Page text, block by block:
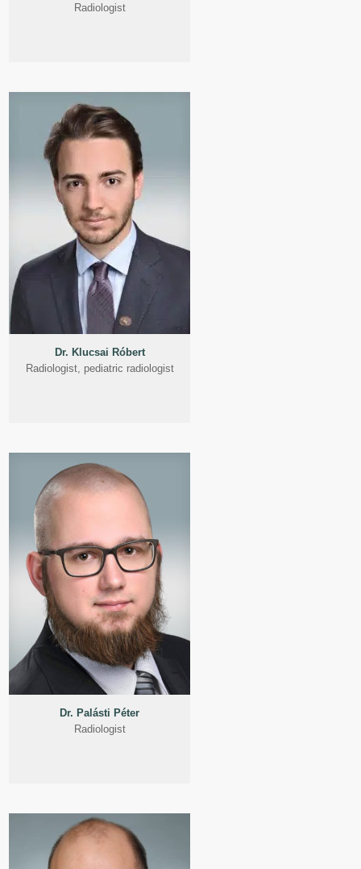
Radiologist
Dr. Klucsai Róbert
Radiologist, pediatric radiologist
Dr. Palásti Péter
Radiologist